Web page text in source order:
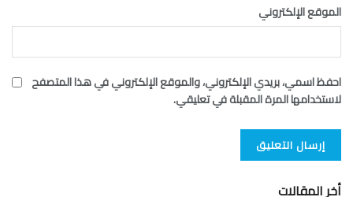
الموقع الإلكتروني
احفظ اسمي، بريدي الإلكتروني، والموقع الإلكتروني في هذا المتصفح
لاستخدامها المرة المقبلة في تعليقي.
أخر المقالات